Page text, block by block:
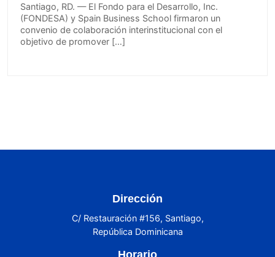
Santiago, RD. — El Fondo para el Desarrollo, Inc.
(FONDESA) y Spain Business School firmaron un
convenio de colaboración interinstitucional con el
objetivo de promover […]
Dirección
C/ Restauración #156, Santiago,
República Dominicana
Horario